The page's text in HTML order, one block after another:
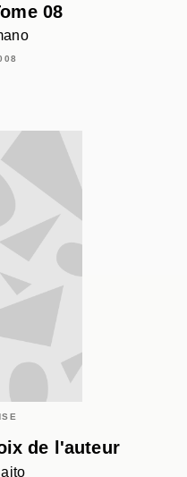
08
de l'auteur